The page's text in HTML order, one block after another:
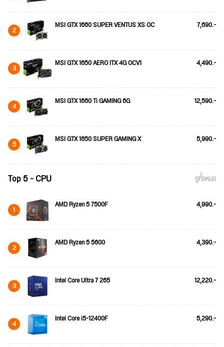
2 MSI GTX 1660 SUPER VENTUS XS OC 7,690.-
3 MSI GTX 1650 AERO ITX 4G OCV1 4,490.-
4 MSI GTX 1660 Ti GAMING 6G 12,590.-
5 MSI GTX 1650 SUPER GAMING X 5,990.-
Top 5 - CPU ดูทั้งหมด
1 AMD Ryzen 5 7500F 4,990.-
2 AMD Ryzen 5 5600 4,390.-
3 Intel Core Ultra 7 265 12,220.-
4 Intel Core i5-12400F 5,290.-